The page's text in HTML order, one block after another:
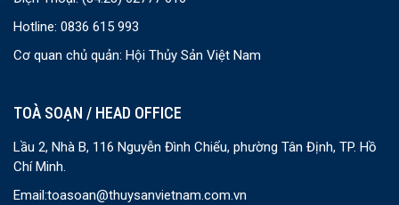
Hotline: 0836 615 993
Cơ quan chủ quản: Hội Thủy Sản Việt Nam
TOÀ SOẠN / HEAD OFFICE
Lầu 2, Nhà B, 116 Nguyễn Đình Chiểu, phường Tân Định, TP. Hồ
Chí Minh.
Email:toasoan@thuysanvietnam.com.vn